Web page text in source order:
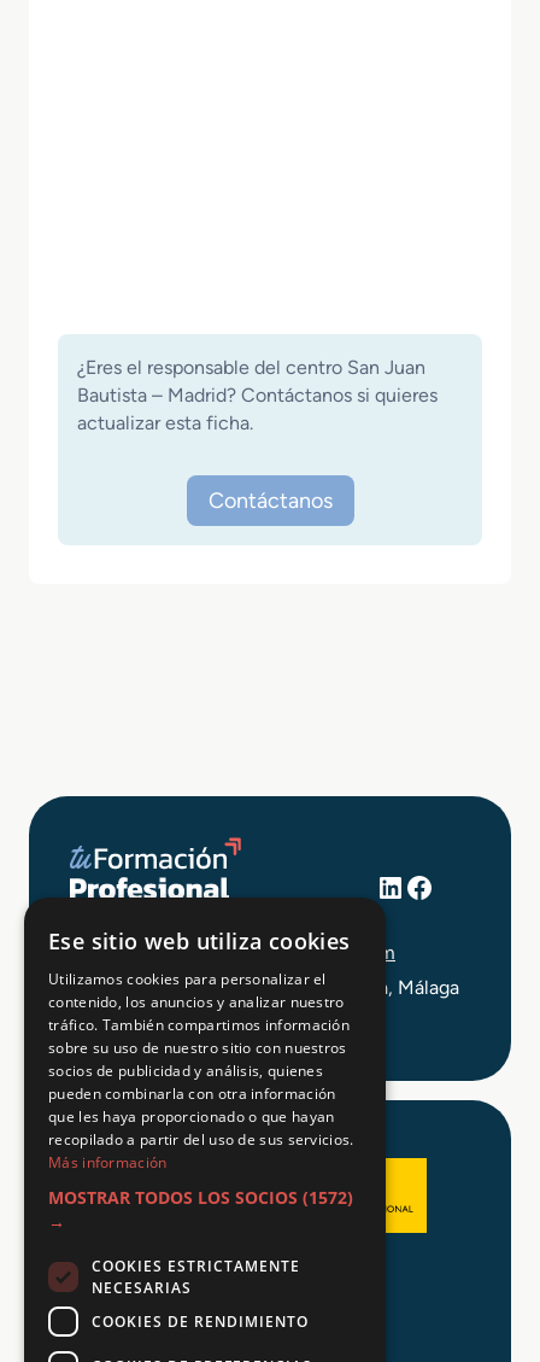
¿Eres el responsable del centro San Juan
Bautista – Madrid? Contáctanos si quieres
actualizar esta ficha.
Contáctanos
LinkedIn
Facebook
info@tuformacionprofesional.com
C/ Alameda Principal 21, 2ª Planta, Málaga
Aviso legal
Política de Privacidad
Ese sitio web utiliza cookies
Utilizamos cookies para personalizar el
contenido, los anuncios y analizar nuestro
tráfico. También compartimos información
sobre su uso de nuestro sitio con nuestros
socios de publicidad y análisis, quienes
pueden combinarla con otra información
que les haya proporcionado o que hayan
recopilado a partir del uso de sus servicios.
Más información
MOSTRAR TODOS LOS SOCIOS (1572)
→
COOKIES ESTRICTAMENTE
NECESARIAS
COOKIES DE RENDIMIENTO